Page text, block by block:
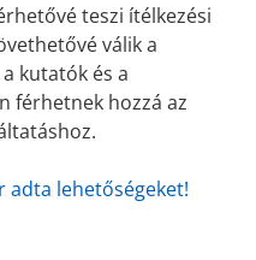
teszi ítélkezési
válik a
kutatók és a
férhetnek hozzá az
adta lehetőségeket!